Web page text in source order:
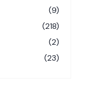
(9)
(218)
(2)
(23)